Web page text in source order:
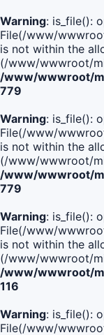
Warning: is_file():
File(/www/
is not within the
(/www/wwwroot/
/www/wwwroot/
779
Warning: is_file():
File(/www/
is not within the
(/www/wwwroot/
/www/wwwroot/
779
Warning: is_file():
File(/www/
is not within the
(/www/wwwroot/
/www/wwwroot/
116
Warning: is_file():
File(/www/